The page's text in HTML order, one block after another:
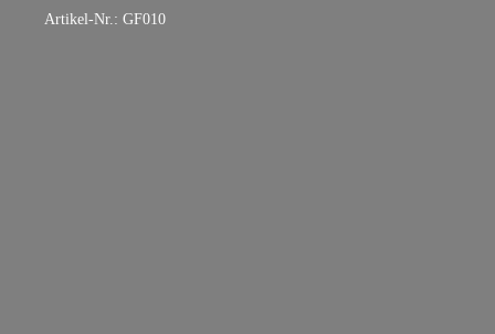
Artikel-Nr.: GF010